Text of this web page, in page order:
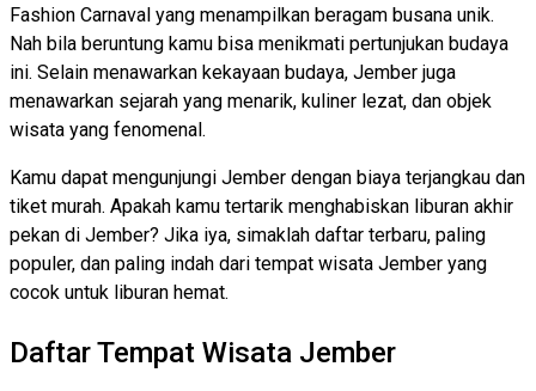
Fashion Carnaval yang menampilkan beragam busana unik.
Nah bila beruntung kamu bisa menikmati pertunjukan budaya
ini. Selain menawarkan kekayaan budaya, Jember juga
menawarkan sejarah yang menarik, kuliner lezat, dan objek
wisata yang fenomenal.
Kamu dapat mengunjungi Jember dengan biaya terjangkau dan
tiket murah. Apakah kamu tertarik menghabiskan liburan akhir
pekan di Jember? Jika iya, simaklah daftar terbaru, paling
populer, dan paling indah dari tempat wisata Jember yang
cocok untuk liburan hemat.
Daftar Tempat Wisata Jember